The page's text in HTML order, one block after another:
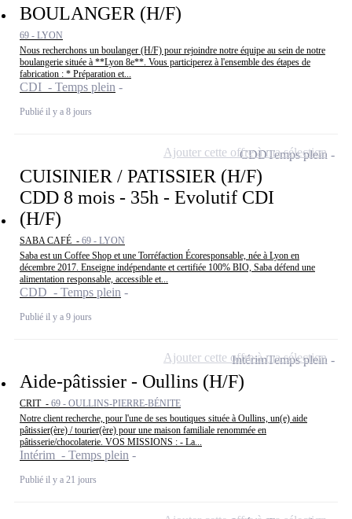
BOULANGER (H/F)
69 - LYON
Nous recherchons un boulanger (H/F) pour rejoindre notre équipe au sein de notre
boulangerie située à **Lyon 8e**. Vous participerez à l'ensemble des étapes de
fabrication : * Préparation et...
CDI - Temps plein
Publié il y a 8 jours
CUISINIER / PATISSIER (H/F)
CDD 8 mois - 35h - Evolutif CDI
(H/F)
SABA CAFÉ - 69 - LYON
Saba est un Coffee Shop et une Torréfaction Écoresponsable, née à Lyon en
décembre 2017. Enseigne indépendante et certifiée 100% BIO, Saba défend une
alimentation responsable, accessible et...
CDD - Temps plein
Publié il y a 9 jours
CDDTemps plein
Ajouter cette offre à ma sélection
Aide-pâtissier - Oullins (H/F)
CRIT - 69 - OULLINS-PIERRE-BÉNITE
Notre client recherche, pour l'une de ses boutiques située à Oullins, un(e) aide
pâtissier(ère) / tourier(ère) pour une maison familiale renommée en
pâtisserie/chocolaterie. VOS MISSIONS : - La...
Intérim - Temps plein
Publié il y a 21 jours
IntérimTemps plein
Ajouter cette offre à ma sélection